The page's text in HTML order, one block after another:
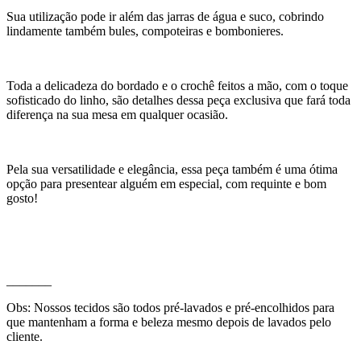
Sua utilização pode ir além das jarras de água e suco, cobrindo
lindamente também bules, compoteiras e bombonieres.
Toda a delicadeza do bordado e o crochê feitos a mão, com o toque
sofisticado do linho, são detalhes dessa peça exclusiva que fará toda
diferença na sua mesa em qualquer ocasião.
Pela sua versatilidade e elegância, essa peça também é uma ótima
opção para presentear alguém em especial, com requinte e bom
gosto!
Obs: Nossos tecidos são todos pré-lavados e pré-encolhidos para
que mantenham a forma e beleza mesmo depois de lavados pelo
cliente.